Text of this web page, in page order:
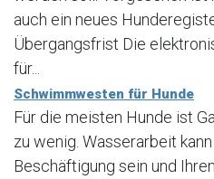
auch ein neues
Übergangsfrist Die
für...
Schwimmwesten für Hunde
Für die meisten Hunde ist
zu wenig. Wasserarbeit
Beschäftigung sein und